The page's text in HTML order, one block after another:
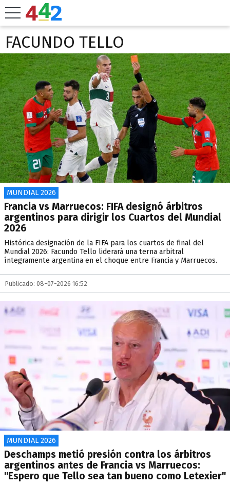
FACUNDO TELLO
MUNDIAL 2026
Francia vs Marruecos: FIFA designó árbitros
argentinos para dirigir los Cuartos del Mundial
2026
Histórica designación de la FIFA para los cuartos de final del
Mundial 2026: Facundo Tello liderará una terna arbitral
íntegramente argentina en el choque entre Francia y Marruecos.
Publicado: 08-07-2026 16:52
MUNDIAL 2026
Deschamps metió presión contra los árbitros
argentinos antes de Francia vs Marruecos:
"Espero que Tello sea tan bueno como Letexier"